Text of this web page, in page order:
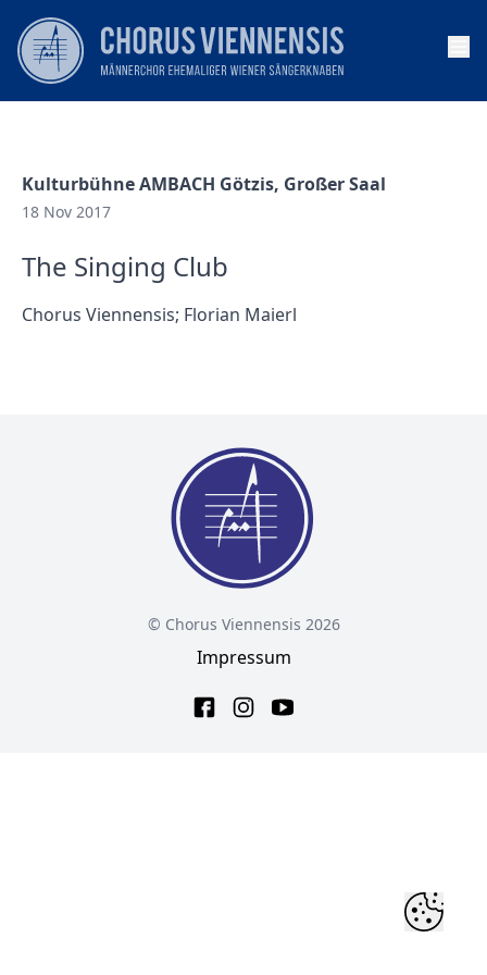
Kulturbühne AMBACH Götzis, Großer Saal
18 Nov 2017
The Singing Club
Chorus Viennensis; Florian Maierl
© Chorus Viennensis 2026
Impressum